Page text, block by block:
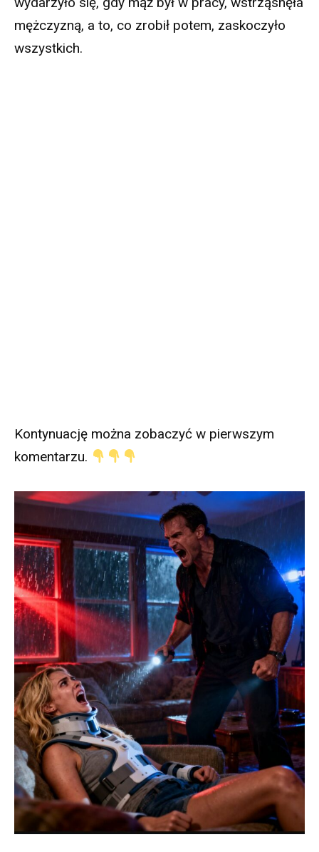
mężczyzną, a to, co zrobił potem, zaskoczyło
wszystkich.
Kontynuację można zobaczyć w pierwszym
komentarzu.